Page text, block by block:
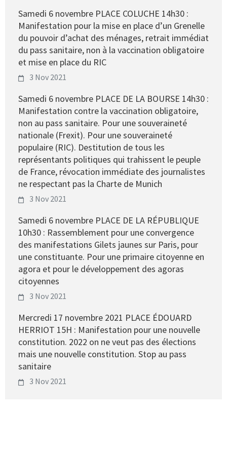
Samedi 6 novembre PLACE COLUCHE 14h30 :
Manifestation pour la mise en place d’un Grenelle
du pouvoir d’achat des ménages, retrait immédiat
du pass sanitaire, non à la vaccination obligatoire
et mise en place du RIC
3 Nov 2021
Samedi 6 novembre PLACE DE LA BOURSE 14h30 :
Manifestation contre la vaccination obligatoire,
non au pass sanitaire. Pour une souveraineté
nationale (Frexit). Pour une souveraineté
populaire (RIC). Destitution de tous les
représentants politiques qui trahissent le peuple
de France, révocation immédiate des journalistes
ne respectant pas la Charte de Munich
3 Nov 2021
Samedi 6 novembre PLACE DE LA RÉPUBLIQUE
10h30 : Rassemblement pour une convergence
des manifestations Gilets jaunes sur Paris, pour
une constituante. Pour une primaire citoyenne en
agora et pour le développement des agoras
citoyennes
3 Nov 2021
Mercredi 17 novembre 2021 PLACE ÉDOUARD
HERRIOT 15H : Manifestation pour une nouvelle
constitution. 2022 on ne veut pas des élections
mais une nouvelle constitution. Stop au pass
sanitaire
3 Nov 2021